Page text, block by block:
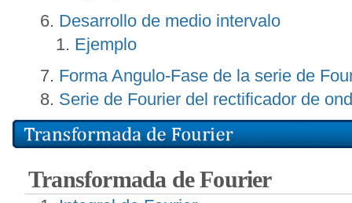
Desarrollo de medio intervalo
Ejemplo
Forma Angulo-Fase de la serie de
Serie de Fourier del rectificador de
Transformada de Fourier